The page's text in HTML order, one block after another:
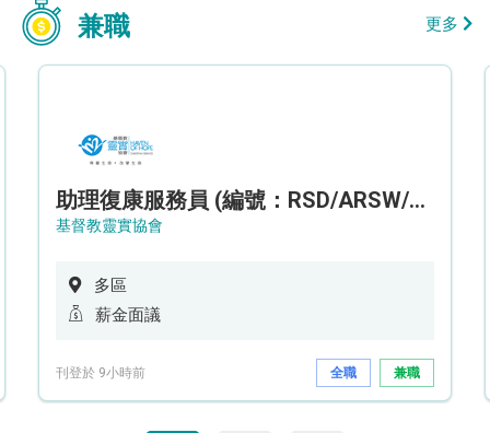
兼職 更多
助理復康服務員 (編號：RSD/ARSW/CTE)
基督教靈實協會
多區
薪金面議
刊登於 9小時前 全職 兼職